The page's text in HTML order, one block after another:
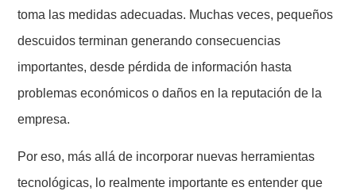
toma las medidas adecuadas. Muchas veces, pequeños
descuidos terminan generando consecuencias
importantes, desde pérdida de información hasta
problemas económicos o daños en la reputación de la
empresa.
Por eso, más allá de incorporar nuevas herramientas
tecnológicas, lo realmente importante es entender que